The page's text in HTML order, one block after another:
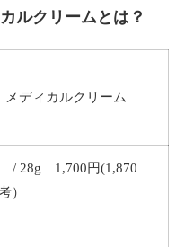
ルクリームとは？
メディカルクリーム
/ 28g 1,700円(1,870
）